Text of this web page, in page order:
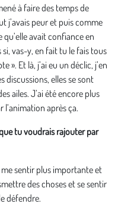
à faire des temps de
j’avais peur et puis comme
avait confiance en
si, vas-y, en fait tu le fais tous
». Et là, j’ai eu un déclic, j’en
discussions, elles se sont
ailes. J’ai été encore plus
après ça.
tu voudrais rajouter par
me sentir plus importante et
des choses et se sentir
défendre.